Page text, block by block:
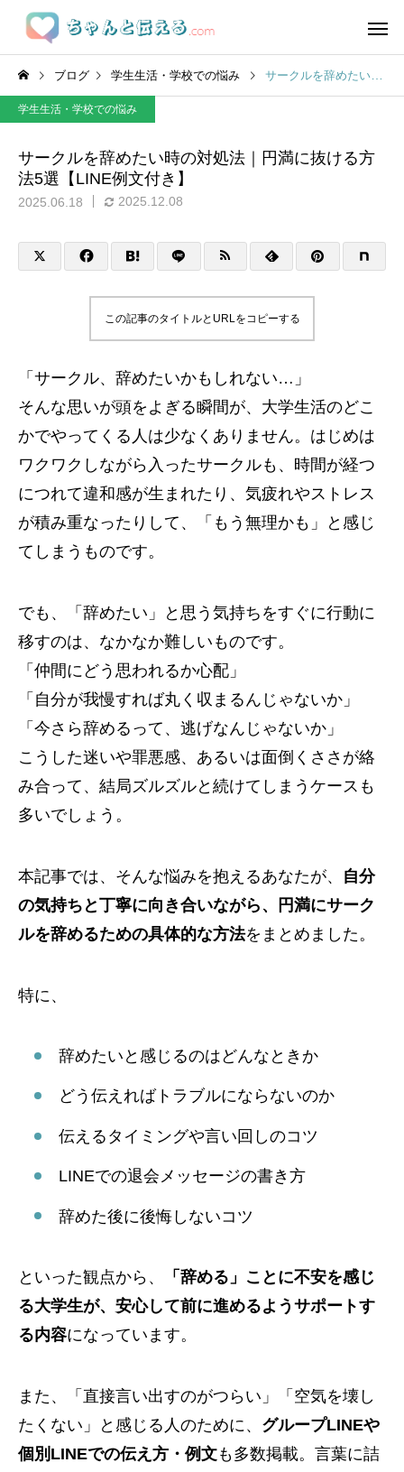
ブログ 学生生活・学校での悩み サークルを辞めたい時の対処法｜円満に抜ける方法5選【LINE例文付き】
学生生活・学校での悩み
サークルを辞めたい時の対処法｜円満に抜ける方
法5選【LINE例文付き】
2025.06.18 2025.12.08
この記事のタイトルとURLをコピーする
「サークル、辞めたいかもしれない…」
そんな思いが頭をよぎる瞬間が、大学生活のどこ
かでやってくる人は少なくありません。はじめは
ワクワクしながら入ったサークルも、時間が経つ
につれて違和感が生まれたり、気疲れやストレス
が積み重なったりして、「もう無理かも」と感じ
てしまうものです。
でも、「辞めたい」と思う気持ちをすぐに行動に
移すのは、なかなか難しいものです。
「仲間にどう思われるか心配」
「自分が我慢すれば丸く収まるんじゃないか」
「今さら辞めるって、逃げなんじゃないか」
こうした迷いや罪悪感、あるいは面倒くささが絡
み合って、結局ズルズルと続けてしまうケースも
多いでしょう。
本記事では、そんな悩みを抱えるあなたが、 自分
の気持ちと丁寧に向き合いながら、円満にサーク
ルを辞めるための具体的な方法をまとめました。
特に、
辞めたいと感じるのはどんなときか
どう伝えればトラブルにならないのか
伝えるタイミングや言い回しのコツ
LINEでの退会メッセージの書き方
辞めた後に後悔しないコツ
といった観点から、
「辞める」ことに不安を感じ
る大学生が、安心して前に進めるようサポートす
る内容になっています。
また、「直接言い出すのがつらい」「空気を壊し
たくない」と感じる人のために、 グループLINEや
個別LINEでの伝え方・例文も多数掲載。言葉に詰